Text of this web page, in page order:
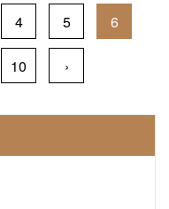
4 5 6
10 ›